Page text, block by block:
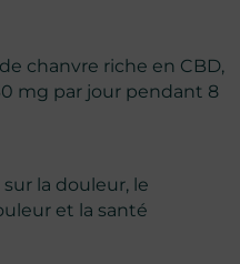
chanvre riche en CBD,
mg par jour pendant 8
la douleur, le
et la santé